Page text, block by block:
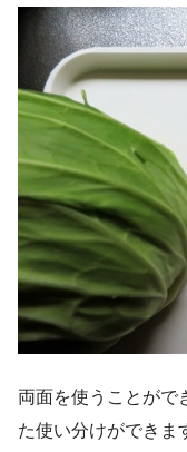
両面を使うことがで
た使い分けができま